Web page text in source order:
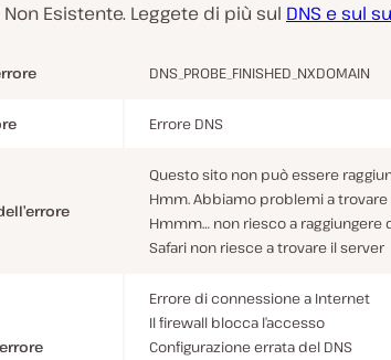
Esistente. Leggete di più sul DNS e sul
DNS_PROBE_FINISHED_NXDOMAIN
Errore DNS
Questo sito non può essere
Hmm. Abbiamo problemi a
Hmmm… non riesco a raggiungere
Safari non riesce a trovare il server
Errore di connessione a Internet
Il firewall blocca l’accesso
Configurazione errata del DNS